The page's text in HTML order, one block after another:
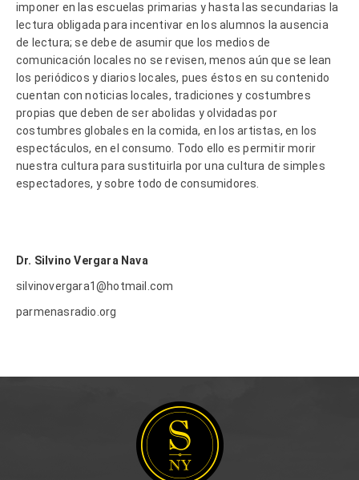
imponer en las escuelas primarias y hasta las secundarias la
lectura obligada para incentivar en los alumnos la ausencia
de lectura; se debe de asumir que los medios de
comunicación locales no se revisen, menos aún que se lean
los periódicos y diarios locales, pues éstos en su contenido
cuentan con noticias locales, tradiciones y costumbres
propias que deben de ser abolidas y olvidadas por
costumbres globales en la comida, en los artistas, en los
espectáculos, en el consumo. Todo ello es permitir morir
nuestra cultura para sustituirla por una cultura de simples
espectadores, y sobre todo de consumidores.
Dr. Silvino Vergara Nava
silvinovergara1@hotmail.com
parmenasradio.org